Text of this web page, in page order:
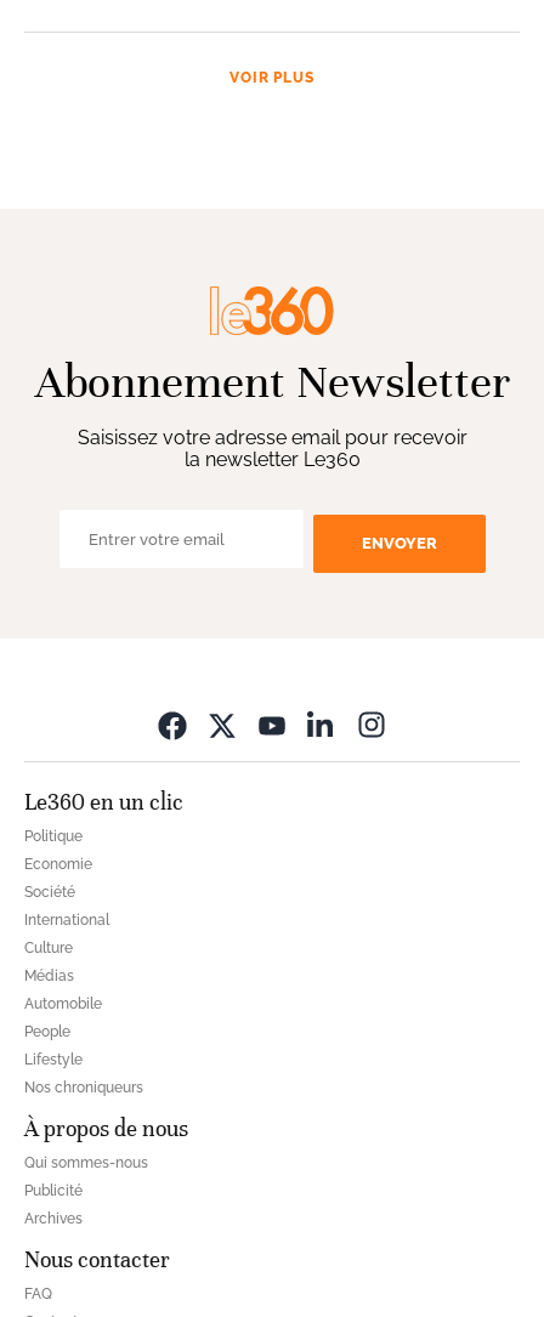
VOIR PLUS
Abonnement Newsletter
Saisissez votre adresse email pour recevoir
la newsletter Le360
ENVOYER
Le360 en un clic
Politique
Economie
Société
International
Culture
Médias
Automobile
People
Lifestyle
Nos chroniqueurs
À propos de nous
Qui sommes-nous
Publicité
Archives
Nous contacter
FAQ